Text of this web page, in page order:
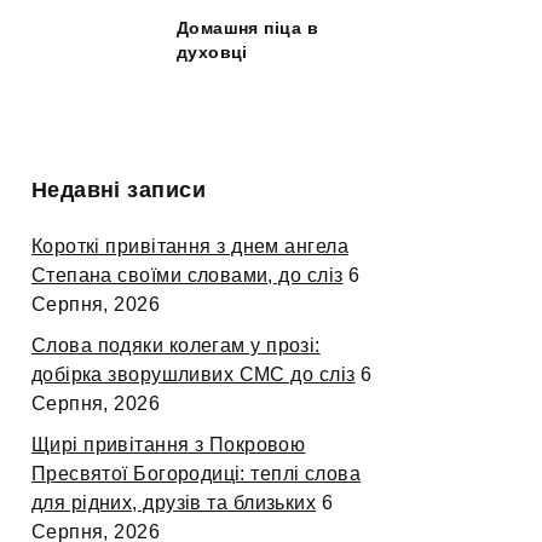
Домашня піца в
духовці
Недавні записи
Короткі привітання з днем ангела
Степана своїми словами, до сліз 6
Серпня, 2026
Слова подяки колегам у прозі:
добірка зворушливих СМС до сліз 6
Серпня, 2026
Щирі привітання з Покровою
Пресвятої Богородиці: теплі слова
для рідних, друзів та близьких 6
Серпня, 2026